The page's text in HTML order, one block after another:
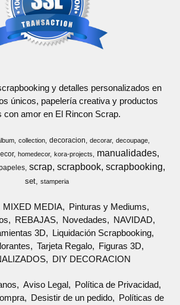
y detalles personalizados en
únicos, papelería creativa y productos
con amor en El Rincon Scrap.
collection decoracion decorar
decoupage
homedecor kora-projects manualidades
scrap scrapbook scrapbooking
set stamperia
MIXED MEDIA
Pinturas y Mediums
REBAJAS Novedades
NAVIDAD
3D
Liquidación Scrapbooking
Tarjeta Regalo
Figuras 3D
DIY DECORACION
Aviso Legal
Política de Privacidad
Desistir de un pedido
Políticas de